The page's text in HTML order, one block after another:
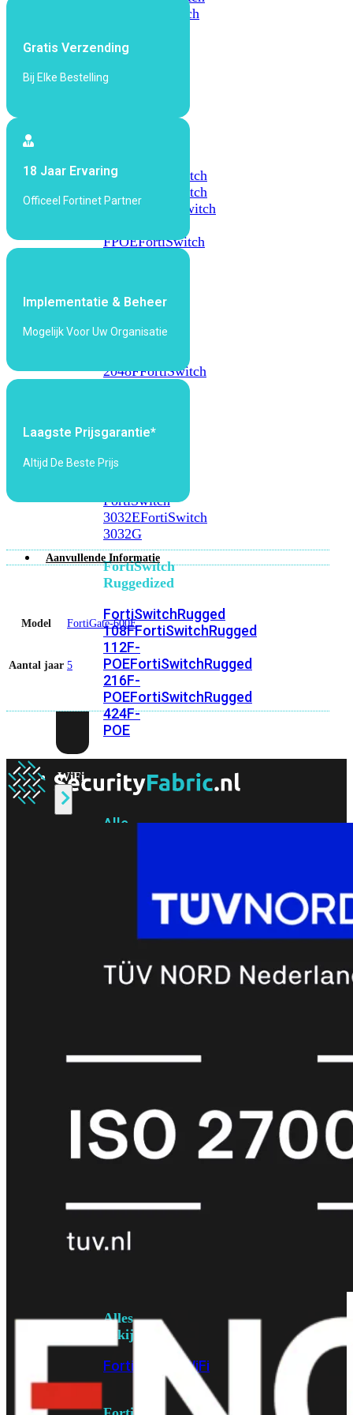
FortiSwitch
FPOE
1024E
FortiSwitch
1048E
FortiSwitch
T1024E
FortiSwitch
FPOEFortiSwitch
2000
Series
2048FFortiSwitch
FortiSwitch
Series
FortiSwitch
3032EFortiSwitch
3032G
FortiSwitch
Ruggedized
FortiSwitchRugged
108FFortiSwitchRugged
112F-
POEFortiSwitchRugged
216F-
POEFortiSwitchRugged
424F-
POE
WiFi
Alle
Generatie
Wi-
Fi
Fi
7
Wi-
Fi
IndoorOutdoor
MIMO
Alles
bekijken
FortiAP FortiWiFi
Gratis Verzending
Bij Elke Bestelling
18 Jaar Ervaring
Officeel Fortinet Partner
Implementatie & Beheer
Mogelijk Voor Uw Organisatie
Laagste Prijsgarantie*
Altijd De Beste Prijs
Aanvullende Informatie
Model FortiGate-600E
Aantal jaar 5